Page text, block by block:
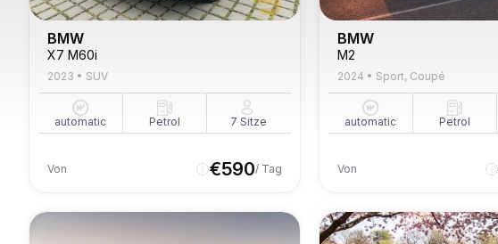
BMW
X7 M60i
2023 • SUV
automatic Petrol 7 Sitze
Von €590/ Tag
BMW
M2
2024 • Sport, Coupé
automatic Petrol
Von